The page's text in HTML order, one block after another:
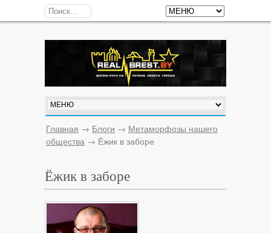
Главная → Блоги → Метаморфозы нашего
общества → Ёжик в заборе
Ёжик в заборе